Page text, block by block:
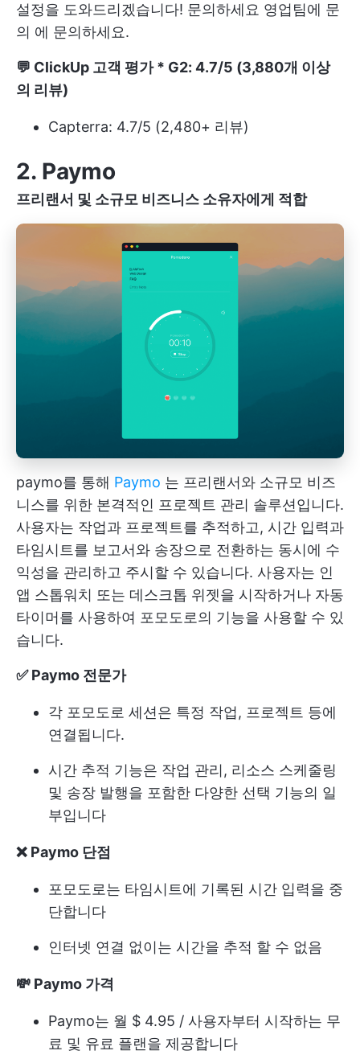
설정을 도와드리겠습니다! 문의하세요 영업팀에 문
의 에 문의하세요.
💬 ClickUp 고객 평가* G2: 4.7/5 (3,880개 이상
의 리뷰)
Capterra: 4.7/5 (2,480+ 리뷰)
2. Paymo
프리랜서 및 소규모 비즈니스 소유자에게 적합
paymo를 통해 Paymo 는 프리랜서와 소규모 비즈
니스를 위한 본격적인 프로젝트 관리 솔루션입니다.
사용자는 작업과 프로젝트를 추적하고, 시간 입력과
타임시트를 보고서와 송장으로 전환하는 동시에 수
익성을 관리하고 주시할 수 있습니다. 사용자는 인
앱 스톱워치 또는 데스크톱 위젯을 시작하거나 자동
타이머를 사용하여 포모도로의 기능을 사용할 수 있
습니다.
✅ Paymo 전문가
각 포모도로 세션은 특정 작업, 프로젝트 등에
연결됩니다.
시간 추적 기능은 작업 관리, 리소스 스케줄링
및 송장 발행을 포함한 다양한 선택 기능의 일
부입니다
❌ Paymo 단점
포모도로는 타임시트에 기록된 시간 입력을 중
단합니다
인터넷 연결 없이는 시간을 추적 할 수 없음
💸 Paymo 가격
Paymo는 월 $ 4.95 / 사용자부터 시작하는 무
료 및 유료 플랜을 제공합니다